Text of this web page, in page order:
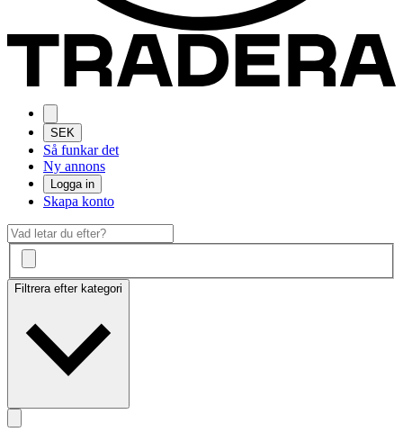
SEK
Så funkar det
Ny annons
Logga in
Skapa konto
Filtrera efter kategori